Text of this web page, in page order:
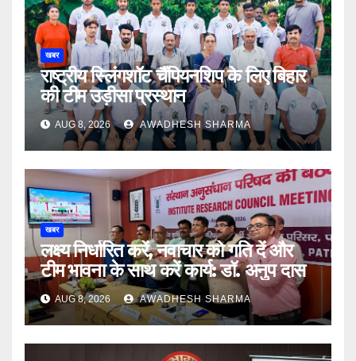
खबर
राष्ट्रीय स्लिंगशॉट चैंपियनशिप के लिए बिहार
की टीम उड़ीसा प्रस्थान
AUG 8, 2026 AWADHESH SHARMA
खबर
लक्ष्य निर्धारित करें, नवाचार को गति दें और
टीम भावना के साथ करें कार्य: डॉ. अनुप दास
AUG 8, 2026 AWADHESH SHARMA